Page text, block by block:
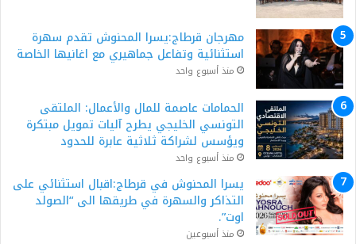
مهرجان قرطاج:يسرا المحنوش تقدم سهرة
استثنائية وتفاعل جماهيري مع اغانيها الخاصة
منذ أسبوع واحد
الحمامات عاصمة للمال والأعمال: الملتقى
التونسي الخليجي يطرح آليات تمويل مبتكرة
ويؤسس لشراكة ثلاثية عابرة للحدود
منذ أسبوع واحد
يسرا المحنوش في قرطاج:اقبال استثنائي على
التذاكر والسهرة في طريقها الى “الصولد
اوت”.
منذ أسبوعين